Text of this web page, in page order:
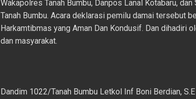
Wakapolres Tanah Bumbu, Danpos Lanal Kotabaru,
Tanah Bumbu. Acara deklarasi pemilu damai tersebut
Harkamtibmas yang Aman Dan Kondusif. Dan dihadiri
dan masyarakat.
Dandim 1022/Tanah Bumbu Letkol Inf Boni Berdian,